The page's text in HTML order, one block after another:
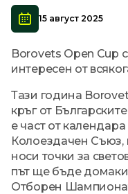
15 август 2025
Borovets Open Cup
интересен от
Тази година
кръг от
е част от
Колоездачен Съюз,
носи точки за
път ще бъде
Отборен